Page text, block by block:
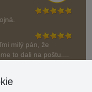
milý pán, že
to dali na poštu....